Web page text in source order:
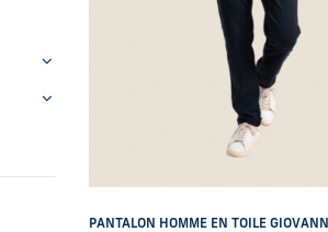
PANTALON HOMME EN TOILE GIOVANNI